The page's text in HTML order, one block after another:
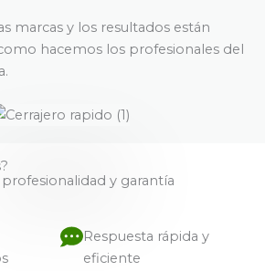
marcas y los resultados están
hacemos los profesionales del
profesionalidad y garantía
Respuesta rápida y
eficiente